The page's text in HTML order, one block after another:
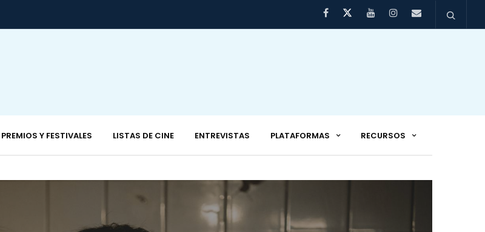
PREMIOS Y FESTIVALES LISTAS DE CINE ENTREVISTAS PLATAFORMAS RECURSOS